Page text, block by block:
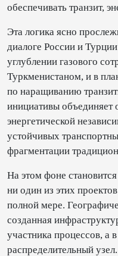
обеспечивать транзит,
Эта логика ясно
диалоге России и
углублении газового
Туркменистаном, и в
по наращиванию
инициативы объединяет
энергетической
устойчивых
фрагментации
На этом фоне
ни один из этих
полной мере.
созданная
участника процессов, а
распределительный